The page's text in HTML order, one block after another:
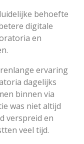
behoefte
digitale
en
ervaring
dagelijks
binnen via
was niet altijd
verspreid en
veel tijd.